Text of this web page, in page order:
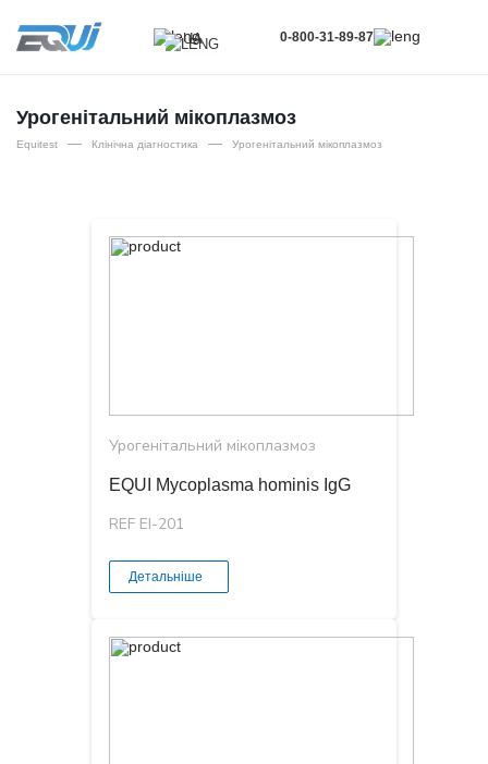
UA
EN
RU
0-800-31-89-87
Урогенітальний мікоплазмоз
Equitest — Клінічна діагностика — Урогенітальний мікоплазмоз
Урогенітальний мікоплазмоз
EQUI Mycoplasma hominis IgG
REF EI-201
Детальніше